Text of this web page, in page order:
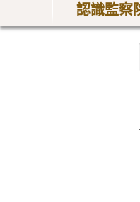
認識監察